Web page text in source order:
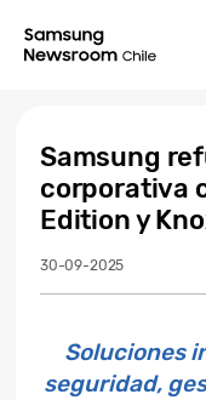
Samsung
corporativa
Edition y
30-09-2025
Soluciones
seguridad,